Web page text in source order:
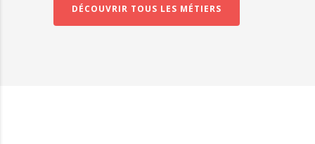
DÉCOUVRIR TOUS LES MÉTIERS